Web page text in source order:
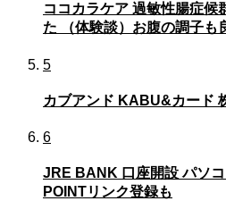
ココカラケア 過敏性腸症候
た （体験談）お腹の調子も
5
カブアンド KABU&カード
6
JRE BANK 口座開設 パソ
POINTリンク登録も